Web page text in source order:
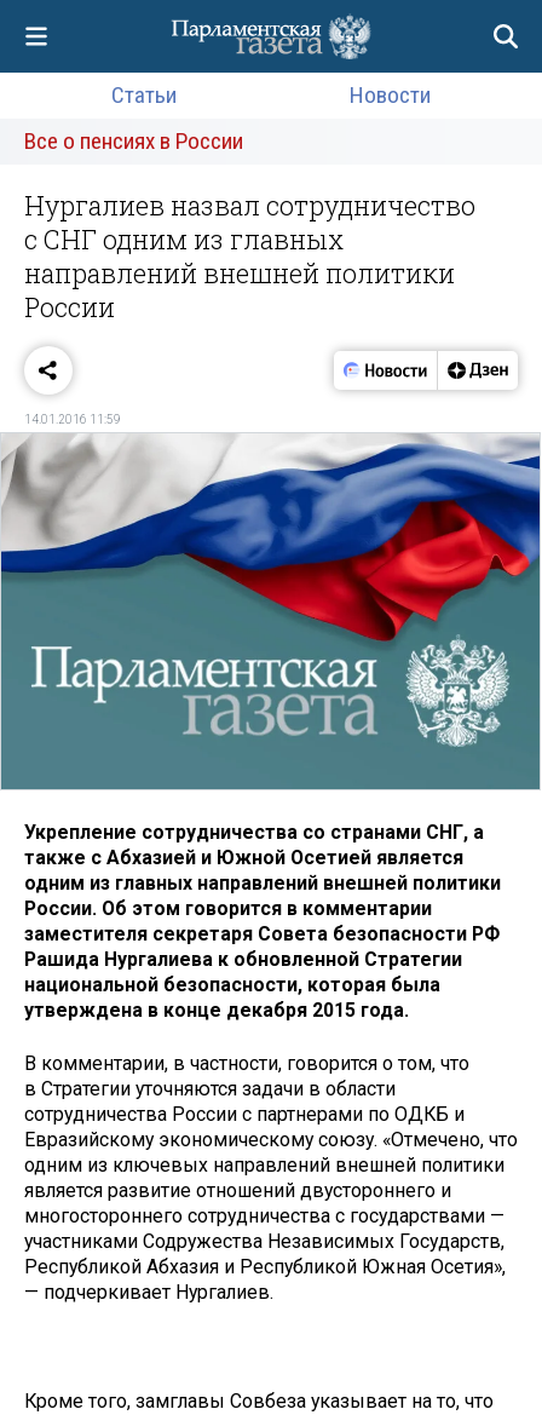
Статьи
Новости
Все о пенсиях в России
Нургалиев назвал сотрудничество
с СНГ одним из главных
направлений внешней политики
России
14.01.2016 11:59
Укрепление сотрудничества со странами СНГ, а
также с Абхазией и Южной Осетией является
одним из главных направлений внешней политики
России. Об этом говорится в комментарии
заместителя секретаря Совета безопасности РФ
Рашида Нургалиева к обновленной Стратегии
национальной безопасности, которая была
утверждена в конце декабря 2015 года.
В комментарии, в частности, говорится о том, что
в Стратегии уточняются задачи в области
сотрудничества России с партнерами по ОДКБ и
Евразийскому экономическому союзу. «Отмечено, что
одним из ключевых направлений внешней политики
является развитие отношений двустороннего и
многостороннего сотрудничества с государствами —
участниками Содружества Независимых Государств,
Республикой Абхазия и Республикой Южная Осетия»,
— подчеркивает Нургалиев.
Кроме того, замглавы Совбеза указывает на то, что